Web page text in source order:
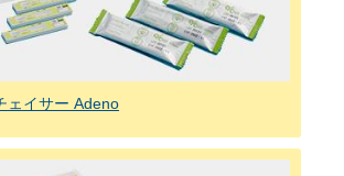
ェイサー Adeno